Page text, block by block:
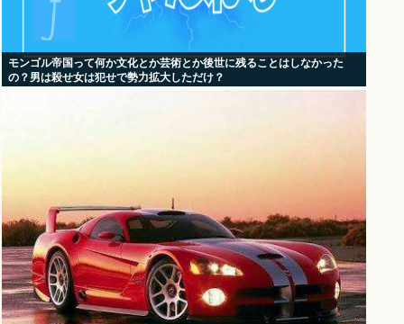
モンゴル帝国って何か文化とか芸術とか後世に残ることはしなかった
の？男は殺せ女は犯せで勢力拡大しただけ？